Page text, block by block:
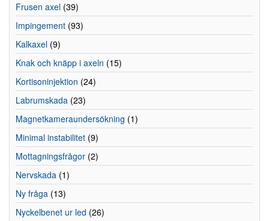
Frusen axel (39)
Impingement (93)
Kalkaxel (9)
Knak och knäpp i axeln (15)
Kortisoninjektion (24)
Labrumskada (23)
Magnetkameraundersökning (1)
Minimal instabilitet (9)
Mottagningsfrågor (2)
Nervskada (1)
Ny fråga (13)
Nyckelbenet ur led (26)